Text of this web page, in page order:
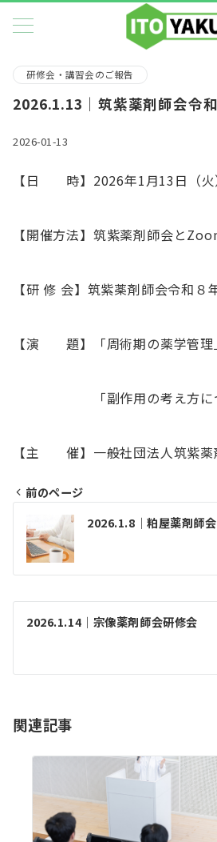
研修会・講習会のご報告
2026.1.13｜筑紫薬剤師会令
2026-01-13
【日 時】2026年1月13日（火
【開催方法】筑紫薬剤師会と
【研 修 会】筑紫薬剤師会令和８
【演 題】「周術期の薬学管理
「副作用の考え方につ
【主 催】一般社団法人筑紫薬
稿
ナ
ビ
ゲ
シ
ン
前のページ
2026.1.8｜粕屋薬剤師
2026.1.14｜宗像薬剤師会研修会
関連記事